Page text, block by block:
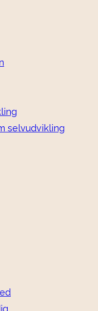
selvudvikling